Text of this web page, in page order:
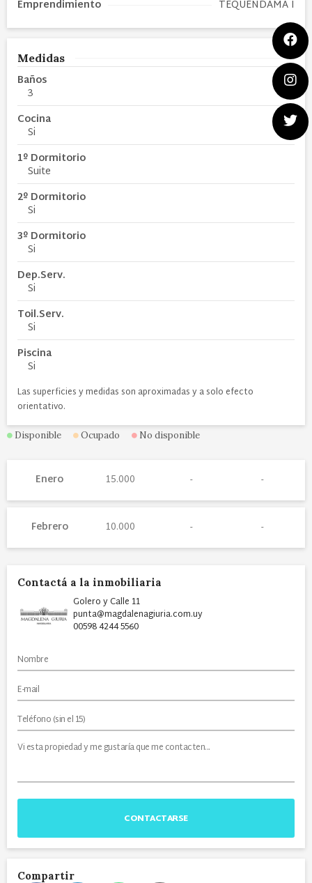
Emprendimiento TEQUENDAMA I
Medidas
Baños
3
Cocina
Si
1º Dormitorio
Suite
2º Dormitorio
Si
3º Dormitorio
Si
Dep.Serv.
Si
Toil.Serv.
Si
Piscina
Si
Las superficies y medidas son aproximadas y a solo efecto
orientativo.
Disponible Ocupado No disponible
Enero 15.000
Febrero 10.000
Contactá a la inmobiliaria
Golero y Calle 11
punta@magdalenagiuria.com.uy
00598 4244 5560
CONTACTARSE
Compartir